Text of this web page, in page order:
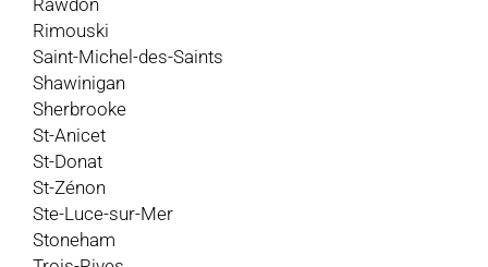
Rawdon
Rimouski
Saint-Michel-des-Saints
Shawinigan
Sherbrooke
St-Anicet
St-Donat
St-Zénon
Ste-Luce-sur-Mer
Stoneham